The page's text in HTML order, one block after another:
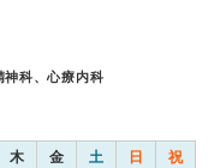
神科、心療内科
木 金 土 日 祝